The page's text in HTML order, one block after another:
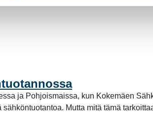
ja Pohjoismaissa, kun Kokemäen
Mutta mitä tämä